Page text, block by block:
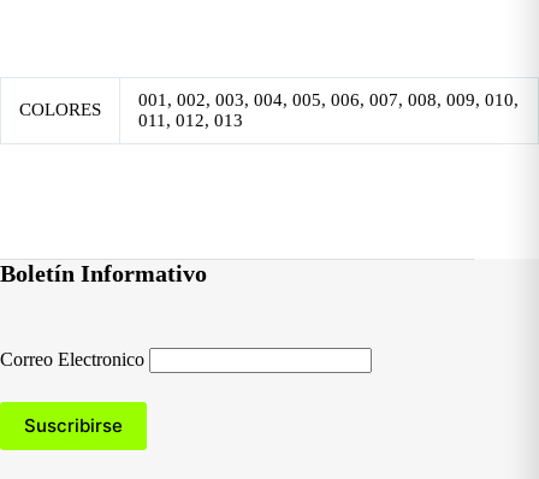
COLORES
001, 002, 003, 004, 005, 006, 007, 008, 009, 010,
011, 012, 013
Boletín Informativo
Correo Electronico